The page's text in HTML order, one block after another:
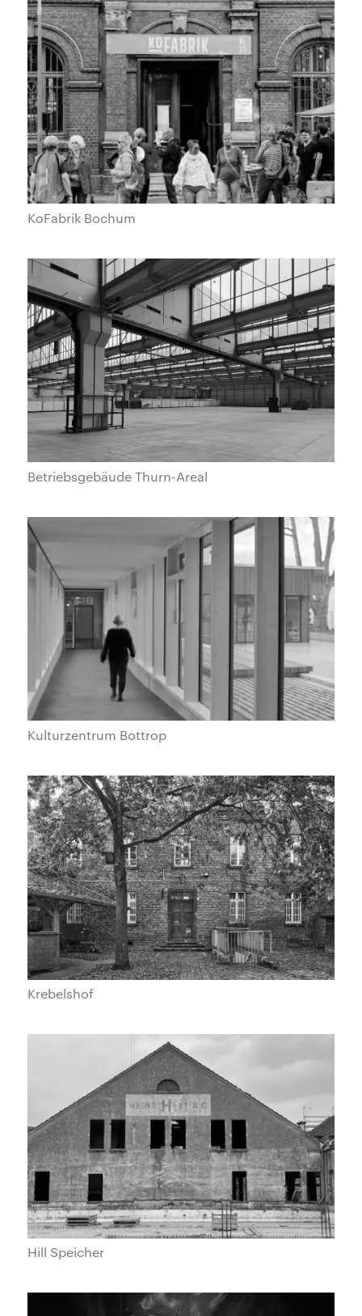
KoFabrik Bochum
Betriebsgebäude Thurn-Areal
Kulturzentrum Bottrop
Krebelshof
Hill Speicher